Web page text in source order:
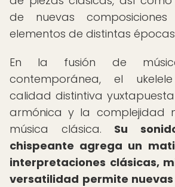
de nuevas
elementos de distintas
En la fusión de
contemporánea, el
calidad distintiva
armónica y la complejidad
música clásica. Su
chispeante agrega un
interpretaciones clásicas,
versatilidad permite